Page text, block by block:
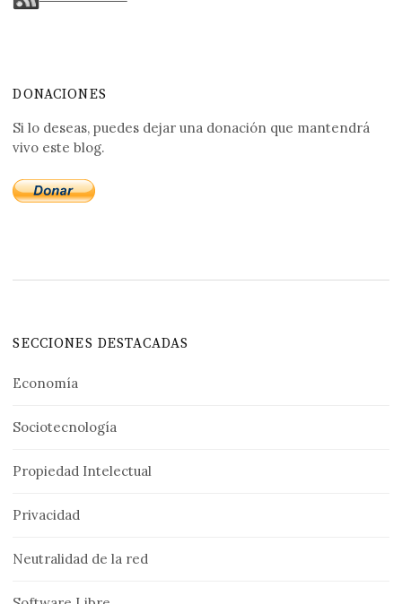
DONACIONES
Si lo deseas, puedes dejar una donación que mantendrá
vivo este blog.
SECCIONES DESTACADAS
Economía
Sociotecnología
Propiedad Intelectual
Privacidad
Neutralidad de la red